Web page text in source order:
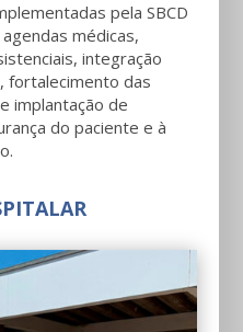
pela SBCD
médicas,
integração
fortalecimento das
implantação de
do paciente e à